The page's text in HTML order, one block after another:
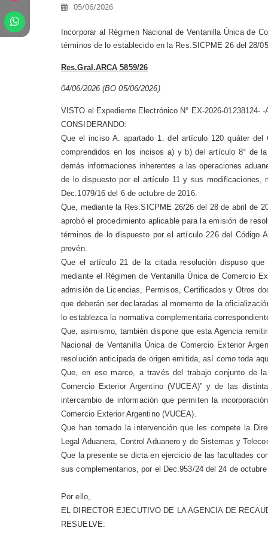
05/06/2026
Incorporar al Régimen Nacional de Ventanilla Única de
términos de lo establecido en la Res.SICPME 26 del 28/
Res.Gral.ARCA 5859/26
04/06/2026 (BO 05/06/2026)
VISTO el Expediente Electrónico N° EX-2026-01238124-
CONSIDERANDO:
Que el inciso A. apartado 1. del artículo 120 quáter del
comprendidos en los incisos a) y b) del artículo 8° de
demás informaciones inherentes a las operaciones
de lo dispuesto por el artículo 11 y sus modificaciones,
Dec.1079/16 del 6 de octubre de 2016.
Que, mediante la Res.SICPME 26/26 del 28 de abril de
aprobó el procedimiento aplicable para la emisión de
términos de lo dispuesto por el artículo 226 del Código
prevén.
Que el artículo 21 de la citada resolución dispuso
mediante el Régimen de Ventanilla Única de Comercio
admisión de Licencias, Permisos, Certificados y Otros
que deberán ser declaradas al momento de la
lo establezca la normativa complementaria
Que, asimismo, también dispone que esta Agencia
Nacional de Ventanilla Única de Comercio Exterior
resolución anticipada de origen emitida, así como toda
Que, en ese marco, a través del trabajo conjunto de
Comercio Exterior Argentino (VUCEA)” y de las
intercambio de información que permiten la
Comercio Exterior Argentino (VUCEA).
Que han tomado la intervención que les compete la
Legal Aduanera, Control Aduanero y de Sistemas y
Que la presente se dicta en ejercicio de las facultades
sus complementarios, por el Dec.953/24 del 24 de
Por ello,
EL DIRECTOR EJECUTIVO DE LA AGENCIA DE
RESUELVE: